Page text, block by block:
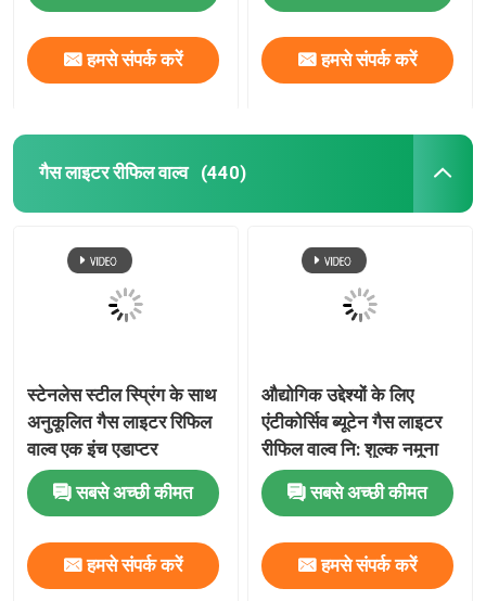
हमसे संपर्क करें हमसे संपर्क करें
गैस लाइटर रीफिल वाल्व (440)
स्टेनलेस स्टील स्प्रिंग के साथ
अनुकूलित गैस लाइटर रिफिल
वाल्व एक इंच एडाप्टर
सबसे अच्छी कीमत
हमसे संपर्क करें
औद्योगिक उद्देश्यों के लिए
एंटीकोर्सिव ब्यूटेन गैस लाइटर
रीफिल वाल्व नि: शुल्क नमूना
सबसे अच्छी कीमत
हमसे संपर्क करें